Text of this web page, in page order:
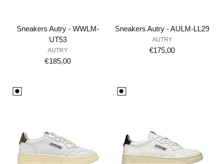
Sneakers Autry - WWLM-
UT53
AUTRY
€185,00
Sneakers Autry - AULM-LL29
AUTRY
€175,00
⚫️ ⚫️